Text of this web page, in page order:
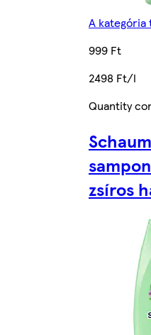
A
999 Ft
2498 Ft/l
Quantity
zsíros